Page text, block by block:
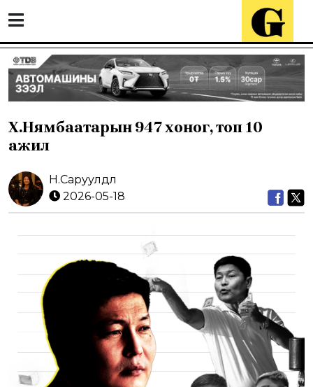
Х.Нямбаатарын 947 хоног, топ 10
ажил
Н.Саруулдөл
2026-05-18